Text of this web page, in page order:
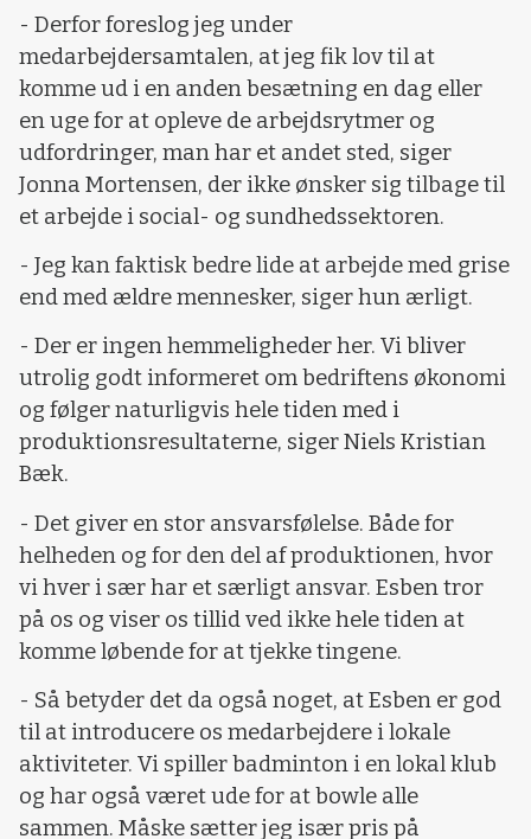
- Derfor foreslog jeg under
medarbejdersamtalen, at jeg fik lov til at
komme ud i en anden besætning en dag eller
en uge for at opleve de arbejdsrytmer og
udfordringer, man har et andet sted, siger
Jonna Mortensen, der ikke ønsker sig tilbage til
et arbejde i social- og sundhedssektoren.
- Jeg kan faktisk bedre lide at arbejde med grise
end med ældre mennesker, siger hun ærligt.
- Der er ingen hemmeligheder her. Vi bliver
utrolig godt informeret om bedriftens økonomi
og følger naturligvis hele tiden med i
produktionsresultaterne, siger Niels Kristian
Bæk.
- Det giver en stor ansvarsfølelse. Både for
helheden og for den del af produktionen, hvor
vi hver i sær har et særligt ansvar. Esben tror
på os og viser os tillid ved ikke hele tiden at
komme løbende for at tjekke tingene.
- Så betyder det da også noget, at Esben er god
til at introducere os medarbejdere i lokale
aktiviteter. Vi spiller badminton i en lokal klub
og har også været ude for at bowle alle
sammen. Måske sætter jeg især pris på